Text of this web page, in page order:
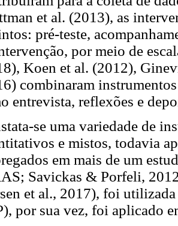
et al. (2013), as
pré-teste,
por meio de
Koen et al. (2012),
combinaram
entrevista, reflexões e
se uma variedade de
e mistos, todavia
em mais de um
Savickas & Porfeli,
et al., 2017), foi
por sua vez, foi aplicado